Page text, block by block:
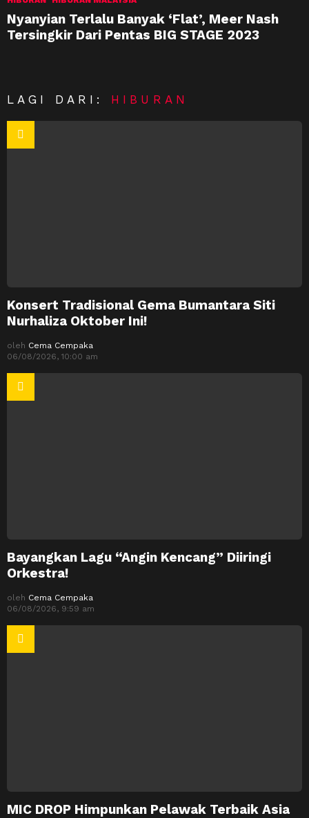
Nyanyian Terlalu Banyak ‘Flat’, Meer Nash
Tersingkir Dari Pentas BIG STAGE 2023
LAGI DARI: HIBURAN
Konsert Tradisional Gema Bumantara Siti
Nurhaliza Oktober Ini!
oleh Cema Cempaka
06/08/2026, 10:00 am
Bayangkan Lagu “Angin Kencang” Diiringi
Orkestra!
oleh Cema Cempaka
06/08/2026, 9:59 am
MIC DROP Himpunkan Pelawak Terbaik Asia